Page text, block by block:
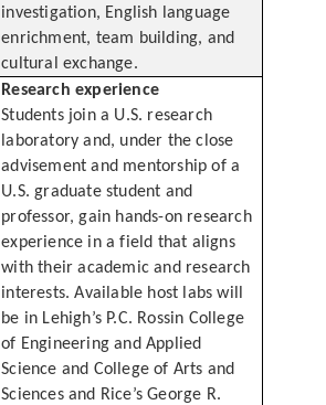
investigation, English language
enrichment, team building, and
cultural exchange.
Research experience
Students join a U.S. research
laboratory and, under the close
advisement and mentorship of a
U.S. graduate student and
professor, gain hands-on research
experience in a field that aligns
with their academic and research
interests. Available host labs will
be in Lehigh’s P.C. Rossin College
of Engineering and Applied
Science and College of Arts and
Sciences and Rice’s George R.